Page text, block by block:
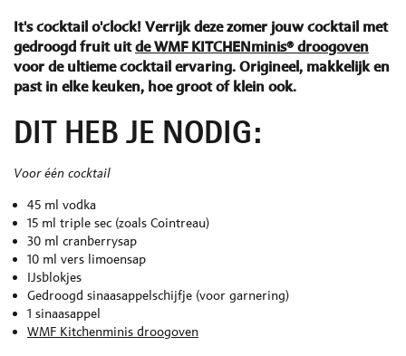
It's cocktail o'clock! Verrijk deze zomer jouw cocktail met
gedroogd fruit uitde WMF KITCHENminis® droogoven
voor de ultieme cocktail ervaring. Origineel, makkelijk en
past in elke keuken, hoe groot of klein ook.
DIT HEB JE NODIG:
Voor één cocktail
45 ml vodka
15 ml triple sec (zoals Cointreau)
30 ml cranberrysap
10 ml vers limoensap
IJsblokjes
Gedroogd sinaasappelschijfje (voor garnering)
1 sinaasappel
WMF Kitchenminis droogoven